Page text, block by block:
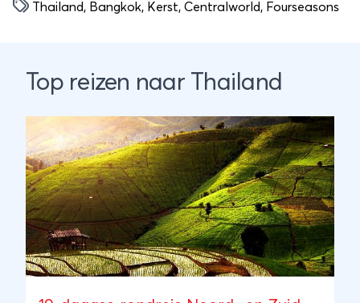
Thailand, Bangkok, Kerst, Centralworld, Fourseasons
Top reizen naar Thailand